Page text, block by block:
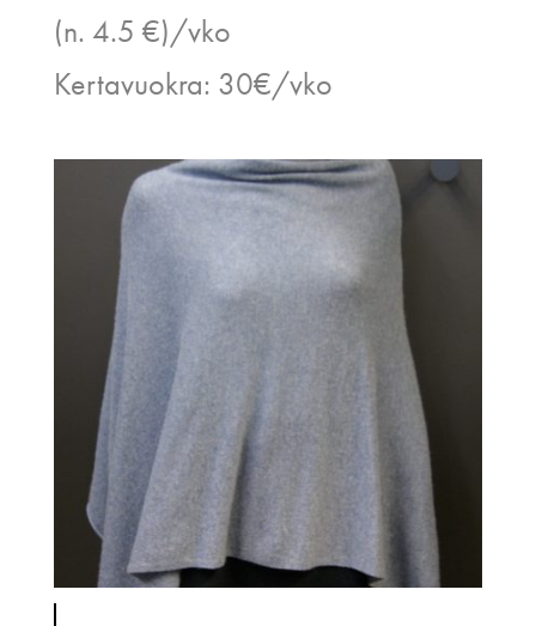
(n. 4.5 €)/vko
Kertavuokra: 30€/vko